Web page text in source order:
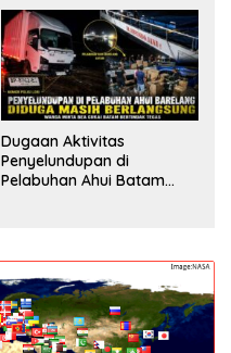
Dugaan Aktivitas
Penyelundupan di
Pelabuhan Ahui Batam